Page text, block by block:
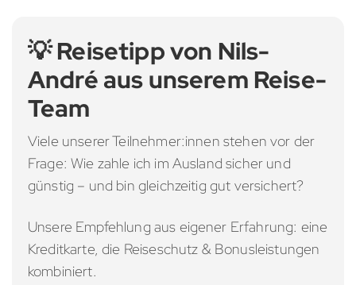
💡 Reisetipp von Nils-
André aus unserem Reise-
Team
Viele unserer Teilnehmer:innen stehen vor der
Frage: Wie zahle ich im Ausland sicher und
günstig – und bin gleichzeitig gut versichert?
Unsere Empfehlung aus eigener Erfahrung: eine
Kreditkarte, die Reiseschutz & Bonusleistungen
kombiniert.